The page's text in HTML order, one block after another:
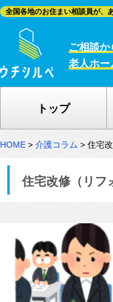
全国各地のお住まい相談員が、
ご相談
老人ホー
トップ
HOME > 介護コラム > 住宅
住宅改修（リフ